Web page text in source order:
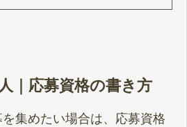
｜応募資格の書き方
集めたい場合は、応募資格